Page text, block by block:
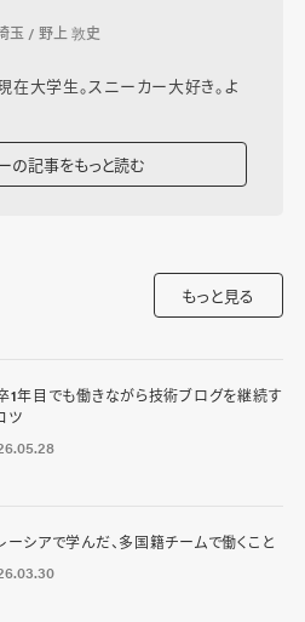
玉 / 野上 敦史
在大学生。スニーカー大好き。よ
の記事をもっと読む
もっと見る
1年目でも働きながら技術ブログを継続す
ツ
ーシアで学んだ、多国籍チームで働くこと